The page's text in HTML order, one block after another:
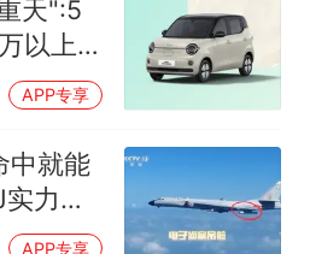
至一家老小6分钟抢收完
稻谷
万人报名的考试，成绩
天":5
以上
APP专享
中就能
力有
APP专享